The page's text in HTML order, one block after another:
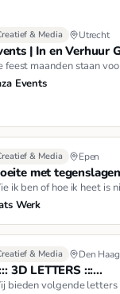
& Media Utrecht
| In en Verhuur
feest maanden staan
Events
& Media Epen
met
ik ben of hoe ik heet is
Werk
& Media Den Haag
3D LETTERS :::...
bieden volgende